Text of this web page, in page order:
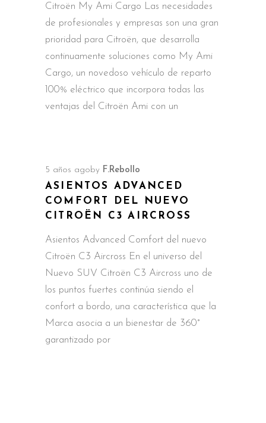
Citroën My Ami Cargo Las necesidades
de profesionales y empresas son una gran
prioridad para Citroën, que desarrolla
continuamente soluciones como My Ami
Cargo, un novedoso vehículo de reparto
100% eléctrico que incorpora todas las
ventajas del Citroën Ami con un
5 años ago by F.Rebollo
ASIENTOS ADVANCED
COMFORT DEL NUEVO
CITROËN C3 AIRCROSS
Asientos Advanced Comfort del nuevo
Citroën C3 Aircross En el universo del
Nuevo SUV Citroën C3 Aircross uno de
los puntos fuertes continúa siendo el
confort a bordo, una característica que la
Marca asocia a un bienestar de 360°
garantizado por